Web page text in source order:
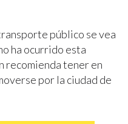
público se vea
ha ocurrido esta
recomienda tener en
por la ciudad de